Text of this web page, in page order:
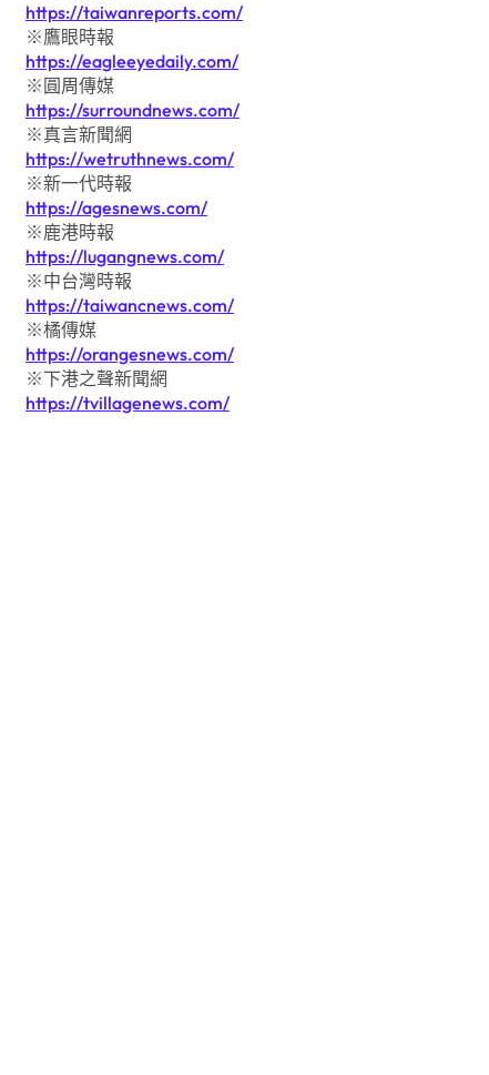
https://taiwanreports.com/
※鷹眼時報
https://eagleeyedaily.com/
※圓周傳媒
https://surroundnews.com/
※真言新聞網
https://wetruthnews.com/
※新一代時報
https://agesnews.com/
※鹿港時報
https://lugangnews.com/
※中台灣時報
https://taiwancnews.com/
※橘傳媒
https://orangesnews.com/
※下港之聲新聞網
https://tvillagenews.com/